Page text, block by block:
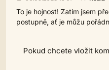
To je hojnost! Zatím jsem
postupně, ať je můžu
Pokud chcete vložit